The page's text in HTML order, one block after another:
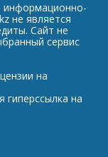
информационно-
не является
Сайт не
сервис
на
гиперссылка на